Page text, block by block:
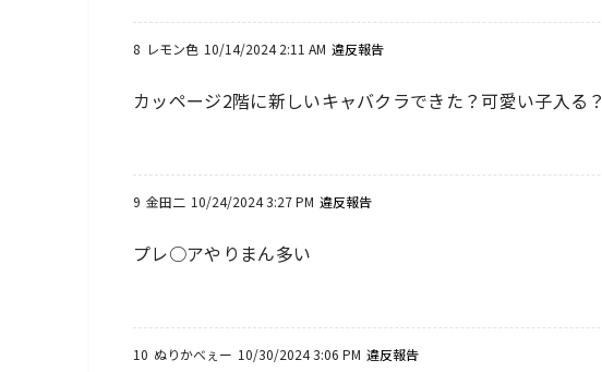
8 レモン色 10/14/2024 2:11 AM 違反報告
カッページ2階に新しいキャバクラできた？可愛い子入る？
9 金田二 10/24/2024 3:27 PM 違反報告
プレ○アやりまん多い
10 ぬりかべぇー 10/30/2024 3:06 PM 違反報告